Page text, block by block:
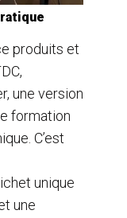
produits et
une version
formation
C’est
unique
une